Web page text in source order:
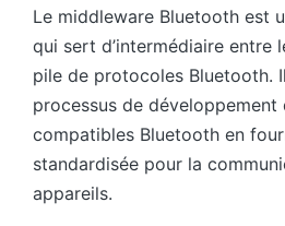
Le middleware Bluetooth est
qui sert d’intermédiaire entre
pile de protocoles Bluetooth.
processus de développement
compatibles Bluetooth en
standardisée pour la
appareils.